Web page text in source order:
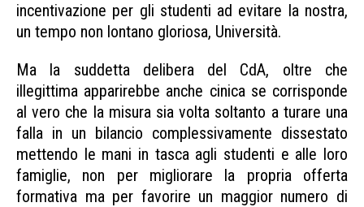
incentivazione per gli studenti ad evitare la nostra,
un tempo non lontano gloriosa, Università.
Ma la suddetta delibera del CdA, oltre che
illegittima apparirebbe anche cinica se corrisponde
al vero che la misura sia volta soltanto a turare una
falla in un bilancio complessivamente dissestato
mettendo le mani in tasca agli studenti e alle loro
famiglie, non per migliorare la propria offerta
formativa ma per favorire un maggior numero di